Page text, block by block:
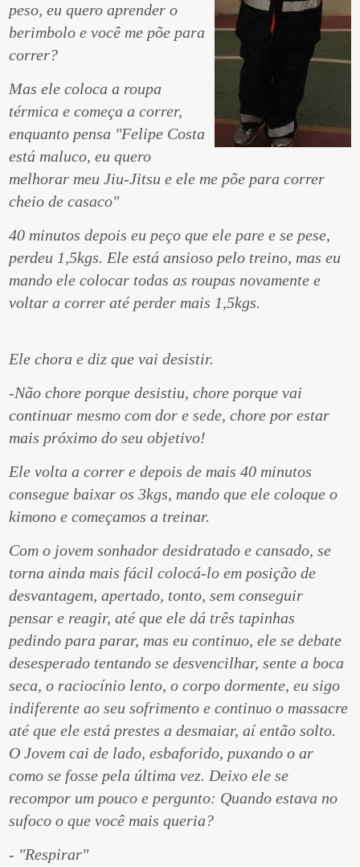
peso, eu quero aprender o
berimbolo e você me põe para
correr?
Mas ele coloca a roupa
térmica e começa a correr,
enquanto pensa "Felipe Costa
está maluco, eu quero
melhorar meu Jiu-Jitsu e ele me põe para correr
cheio de casaco"
40 minutos depois eu peço que ele pare e se pese,
perdeu 1,5kgs. Ele está ansioso pelo treino, mas eu
mando ele colocar todas as roupas novamente e
voltar a correr até perder mais 1,5kgs.
Ele chora e diz que vai desistir.
-Não chore porque desistiu, chore porque vai
continuar mesmo com dor e sede, chore por estar
mais próximo do seu objetivo!
Ele volta a correr e depois de mais 40 minutos
consegue baixar os 3kgs, mando que ele coloque o
kimono e começamos a treinar.
Com o jovem sonhador desidratado e cansado, se
torna ainda mais fácil colocá-lo em posição de
desvantagem, apertado, tonto, sem conseguir
pensar e reagir, até que ele dá três tapinhas
pedindo para parar, mas eu continuo, ele se debate
desesperado tentando se desvencilhar, sente a boca
seca, o raciocínio lento, o corpo dormente, eu sigo
indiferente ao seu sofrimento e continuo o massacre
até que ele está prestes a desmaiar, aí então solto.
O Jovem cai de lado, esbaforido, puxando o ar
como se fosse pela última vez. Deixo ele se
recompor um pouco e pergunto: Quando estava no
sufoco o que você mais queria?
- "Respirar"